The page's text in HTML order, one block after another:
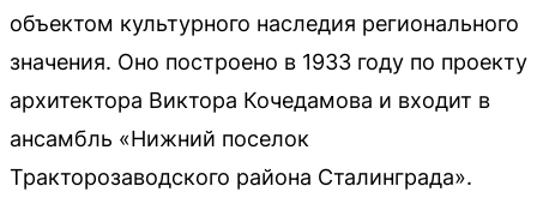
объектом культурного наследия регионального
значения. Оно построено в 1933 году по проекту
архитектора Виктора Кочедамова и входит в
ансамбль «Нижний поселок
Тракторозаводского района Сталинграда».